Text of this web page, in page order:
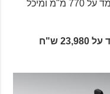
ומאחור, ABS כמובן, גובה המושב עומד על 770 מ"מ ומיכל
מחירה של הלמברטה V125 עומד על 23,980 ש"ח